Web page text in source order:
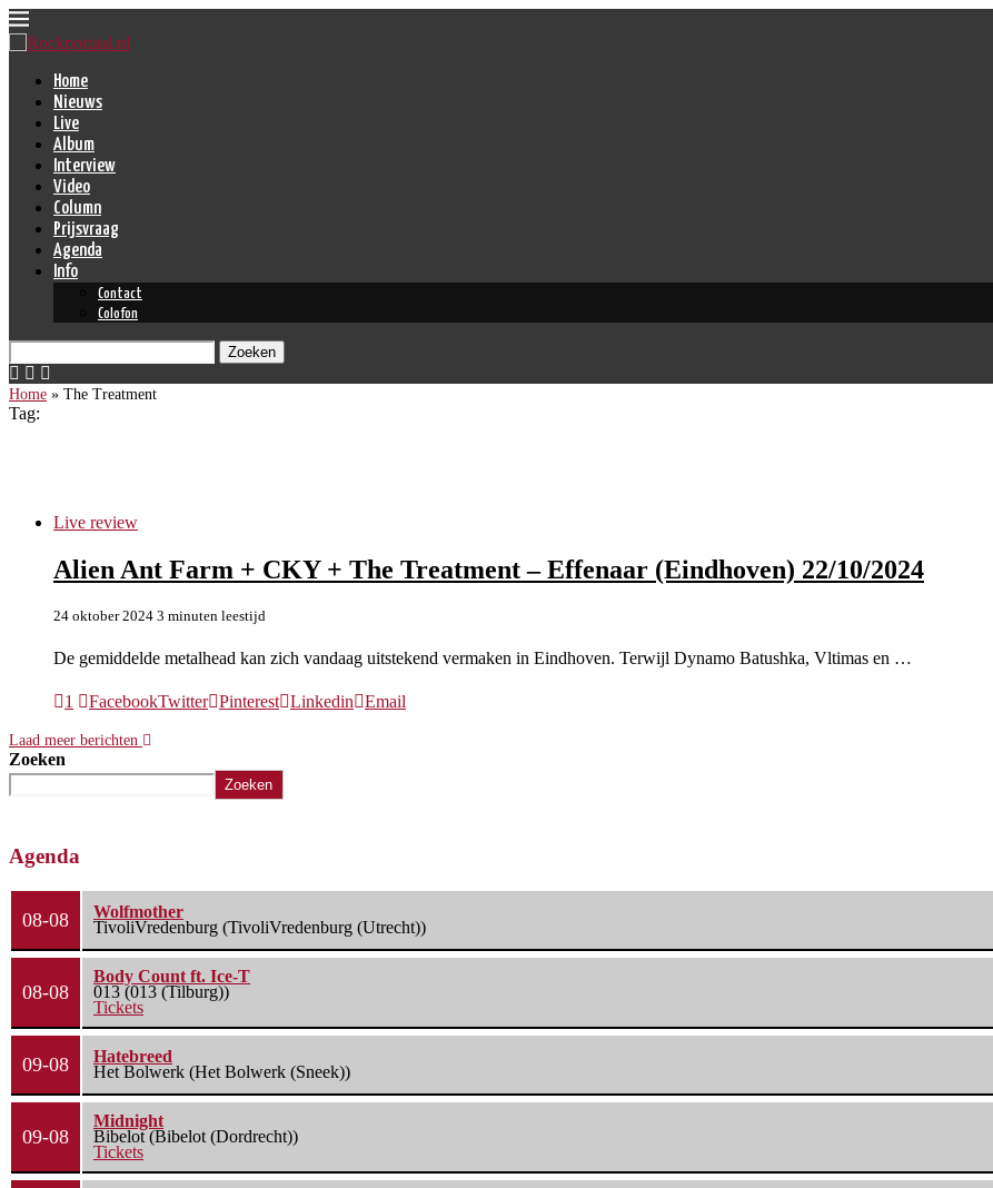
Home
Nieuws
Live
Album
Interview
Video
Column
Prijsvraag
Agenda
Info
Contact
Colofon
Zoeken
Home » The Treatment
Tag:
Live review
Alien Ant Farm + CKY + The Treatment – Effenaar (Eindhoven) 22/10/2024
24 oktober 2024 3 minuten leestijd
De gemiddelde metalhead kan zich vandaag uitstekend vermaken in Eindhoven. Terwijl Dynamo Batushka, Vltimas en …
1 FacebookTwitter Pinterest Linkedin Email
Laad meer berichten
Zoeken
Zoeken
Agenda
08-08
Wolfmother
TivoliVredenburg (TivoliVredenburg (Utrecht))
08-08
Body Count ft. Ice-T
013 (013 (Tilburg))
Tickets
09-08
Hatebreed
Het Bolwerk (Het Bolwerk (Sneek))
09-08
Midnight
Bibelot (Bibelot (Dordrecht))
Tickets